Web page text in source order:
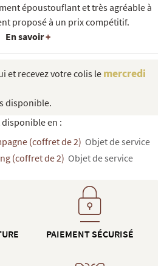
époustouflant et très agréable à
proposé à un prix compétitif.
En savoir+
et recevez votre colis le mercredi
disponible.
en :
(coffret de 2) Objet de service
(coffret de 2) Objet de service
PAIEMENT SÉCURISÉ